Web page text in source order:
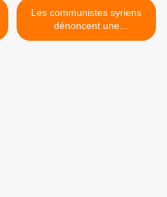
Les communistes syriens
dénoncent une
« déclaration de guerre